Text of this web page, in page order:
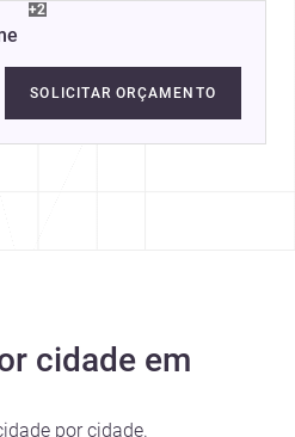
+2
SOLICITAR ORÇAMENTO
cidade em
por cidade.